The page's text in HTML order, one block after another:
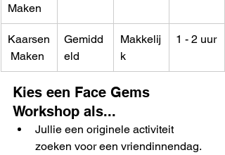
Maken
Kaarsen
Maken
Gemidd
eld
Makkelij
k
1 - 2 uur
Kies een Face Gems
Workshop als...
Jullie een originele activiteit
zoeken voor een vriendinnendag.